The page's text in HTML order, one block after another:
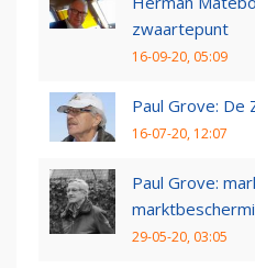
zwaartepunt
16-09-20, 05:09
Paul Grove: De
16-07-20, 12:07
Paul Grove:
29-05-20, 03:05